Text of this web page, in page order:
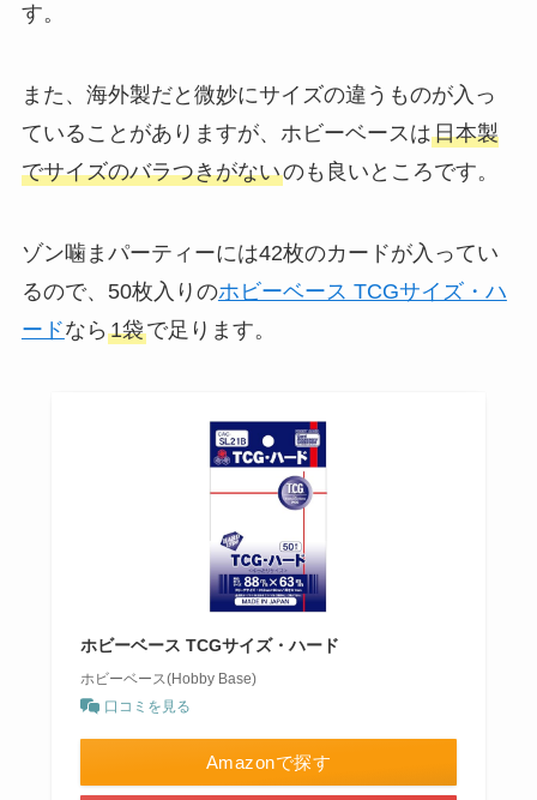
す。
また、海外製だと微妙にサイズの違うものが入っ
ていることがありますが、ホビーベースは日本製
でサイズのバラつきがないのも良いところです。
ゾン噛まパーティーには42枚のカードが入ってい
るので、50枚入りのホビーベース TCGサイズ・ハ
ードなら 1袋で足ります。
ホビーベース TCGサイズ・ハード
ホビーベース(Hobby Base)
口コミを見る
Amazonで探す